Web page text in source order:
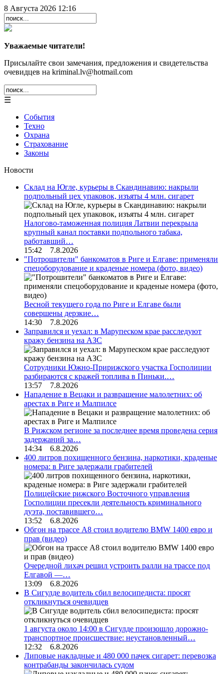
8 Августа 2026 12:16
Уважаемые читатели!
Присылайте свои замечания, предложения и свидетельства
очевидцев на kriminal.lv@hotmail.com
☰
События
Техно
Охрана
Страхование
Законы
Новости
Склад на Югле, курьеры в Скандинавию: накрыли
подпольный цех упаковок, изъяты 4 млн. сигарет
Налогово-таможенная полиция Латвии перекрыла
крупный канал поставки подпольного табака,
работавший…
15:42 7.8.2026
"Потрошители" банкоматов в Риге и Елгаве: применяли
спецоборудование и краденые номера (фото, видео)
Весной текущего года по Риге и Елгаве были
совершены дерзкие…
14:30 7.8.2026
Заправился и уехал: в Марупеском крае расследуют
кражу бензина на АЗС
Сотрудники Южно-Пририжского участка Госполиции
разбираются с кражей топлива в Пиньки.…
13:57 7.8.2026
Нападение в Вецаки и развращение малолетних: об
арестах в Риге и Малпилсе
В Рижском регионе за последнее время проведена серия
задержаний за…
14:34 6.8.2026
400 литров похищенного бензина, наркотики, краденые
номера: в Риге задержали грабителей
Полицейские рижского Восточного управления
Госполиции пресекли деятельность криминального
дуэта, поставившего…
13:52 6.8.2026
Обгон на трассе А8 стоил водителю BMW 1400 евро и
прав (видео)
Очередной лихач решил устроить ралли на трассе под
Елгавой —…
13:09 6.8.2026
В Сигулде водитель сбил велосипедиста: просят
откликнуться очевидцев
1 августа около 14:00 в Сигулде произошло дорожно-
транспортное происшествие: неустановленный…
12:32 6.8.2026
Липовые накладные и 480 000 пачек сигарет: перевозка
контрабанды закончилась судом